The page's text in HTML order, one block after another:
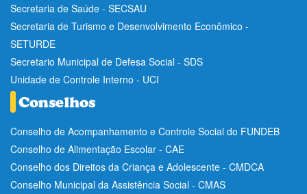
Secretaria de Saúde - SECSAU
Secretaria de Turismo e Desenvolvimento Econômico -
SETURDE
Secretario Municipal de Defesa Social - SDS
Unidade de Controle Interno - UCI
Conselho de Acompanhamento e Controle Social do FUNDEB
Conselho de Alimentação Escolar - CAE
Conselho dos Direitos da Criança e Adolescente - CMDCA
Conselho Municipal da Assistência Social - CMAS